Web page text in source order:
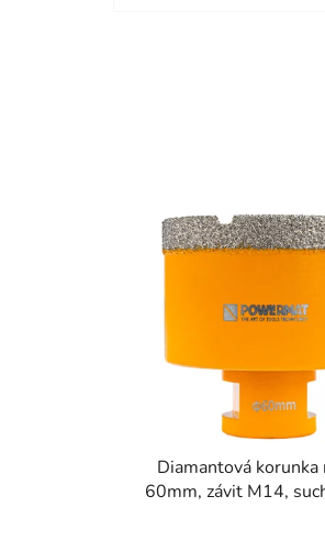
Diamantová korunka
60mm, závit M14,